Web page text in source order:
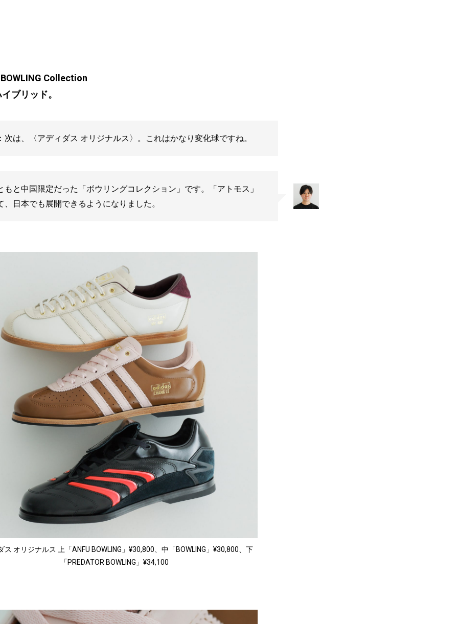
Collection
ブリッド。
次は、〈アディダス オリジナルス〉。これはかなり変化球ですね。
もと中国限定だった「ボウリングコレクション」です。「アトモス」
、日本でも展開できるようになりました。
ス オリジナルス 上「ANFU BOWLING」¥30,800、中「BOWLING」¥30,800、下
「PREDATOR BOWLING」¥34,100